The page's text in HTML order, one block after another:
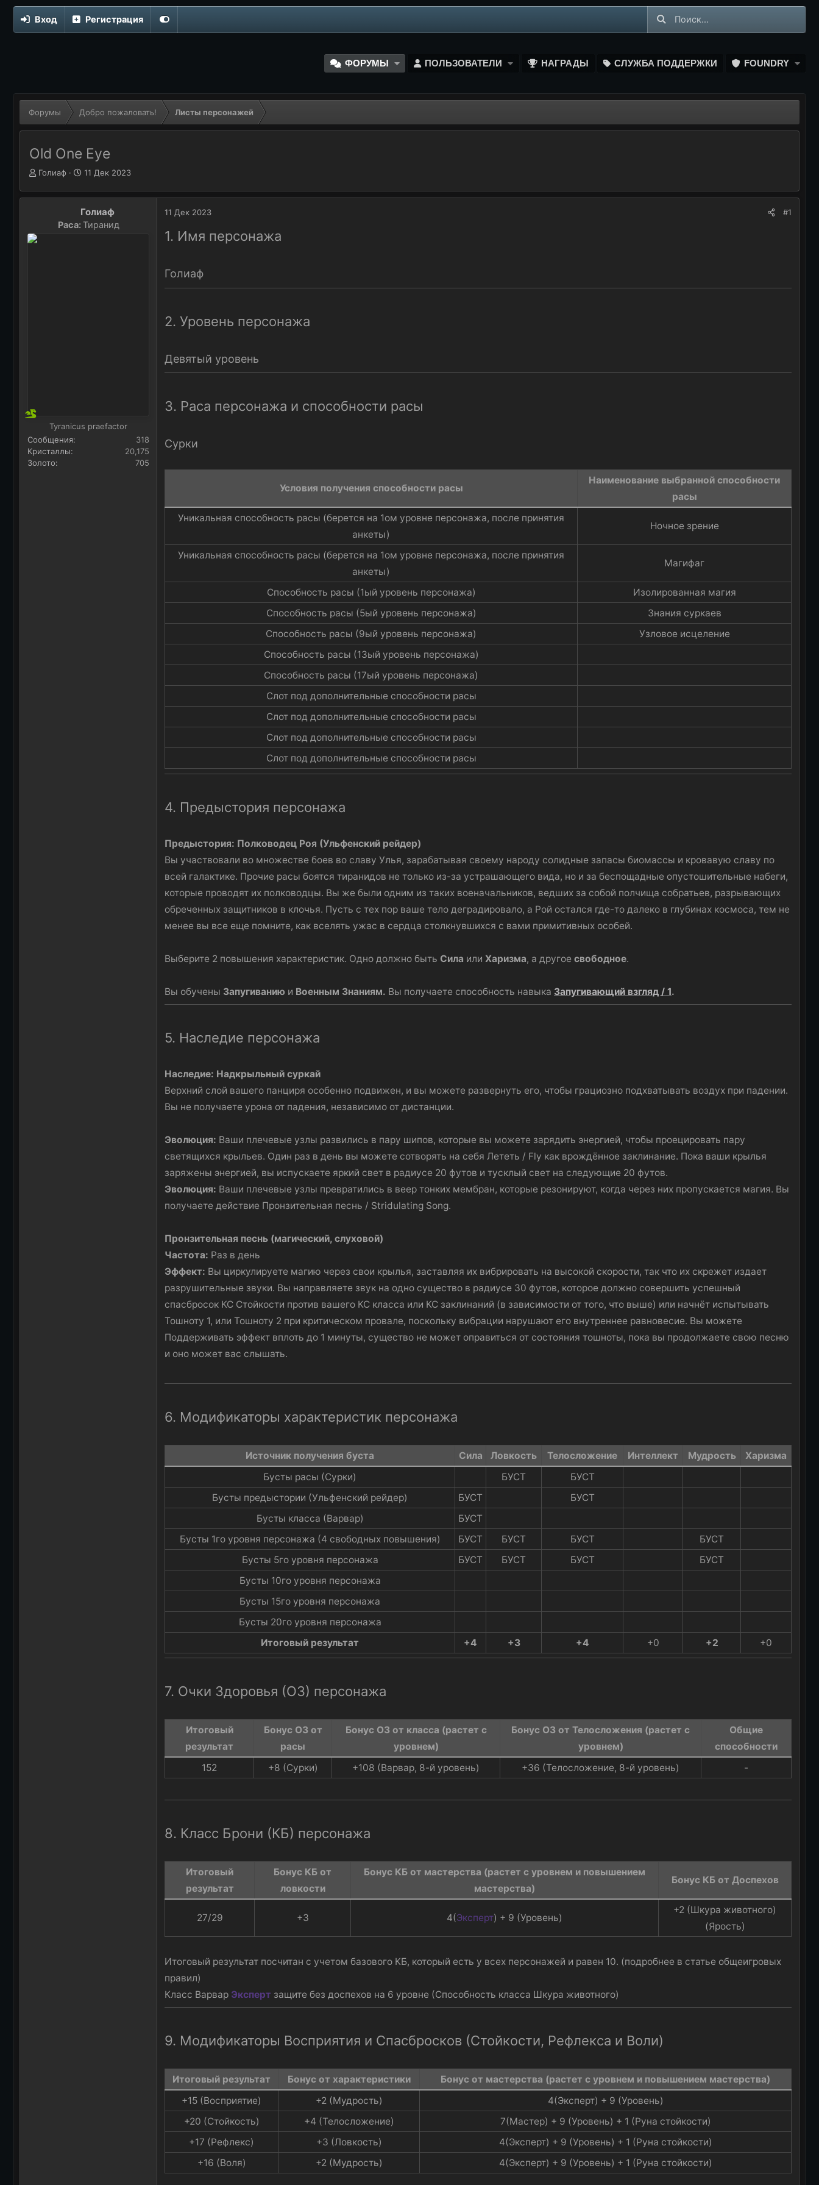
Вход Регистрация
ФОРУМЫ ПОЛЬЗОВАТЕЛИ НАГРАДЫ СЛУЖБА ПОДДЕРЖКИ FOUNDRY
Форумы Добро пожаловать! Листы персонажей
Old One Eye
Автор темы
А
Голиаф Дата начала
Д
а
н
а
11 Дек 2023
Голиаф
Раса: Тиранид
Tyranicus praefactor
Сообщения
318
Кристаллы
20,175
Золото
705
11 Дек 2023 #1
1. Имя персонажа
Голиаф
2. Уровень персонажа
Девятый уровень
3. Раса персонажа и способности расы
Сурки
Условия получения способности расы​
Наименование выбранной способности
расы​
Уникальная способность расы (берется на 1ом уровне персонажа, после принятия
анкеты)​
Ночное зрение​
Уникальная способность расы (берется на 1ом уровне персонажа, после принятия
анкеты)​
Магифаг​
Способность расы (1ый уровень персонажа)​
Изолированная магия​
Способность расы (5ый уровень персонажа)​
Знания суркаев​
Способность расы (9ый уровень персонажа)​
Узловое исцеление​
Способность расы (13ый уровень персонажа)​
Способность расы (17ый уровень персонажа)​
Слот под дополнительные способности расы​
Слот под дополнительные способности расы​
Слот под дополнительные способности расы​
Слот под дополнительные способности расы​
4. Предыстория персонажа
Предыстория: Полководец Роя (Ульфенский рейдер)
Вы участвовали во множестве боев во славу Улья, зарабатывая своему народу солидные запасы биомассы и кровавую славу по
всей галактике. Прочие расы боятся тиранидов не только из-за устрашающего вида, но и за беспощадные опустошительные набеги,
которые проводят их полководцы. Вы же были одним из таких военачальников, ведших за собой полчища собратьев, разрывающих
обреченных защитников в клочья. Пусть с тех пор ваше тело деградировало, а Рой остался где-то далеко в глубинах космоса, тем не
менее вы все еще помните, как вселять ужас в сердца столкнувшихся с вами примитивных особей.
Выберите 2 повышения характеристик. Одно должно быть Сила или Харизма, а другое свободное.
Вы обучены Запугиванию и Военным Знаниям. Вы получаете способность навыка Запугивающий взгляд / 1.
5. Наследие персонажа
Наследие: Надкрыльный суркай
Верхний слой вашего панциря особенно подвижен, и вы можете развернуть его, чтобы грациозно подхватывать воздух при падении.
Вы не получаете урона от падения, независимо от дистанции.
Эволюция: Ваши плечевые узлы развились в пару шипов, которые вы можете зарядить энергией, чтобы проецировать пару
светящихся крыльев. Один раз в день вы можете сотворять на себя Лететь / Fly как врождённое заклинание. Пока ваши крылья
заряжены энергией, вы испускаете яркий свет в радиусе 20 футов и тусклый свет на следующие 20 футов.
Эволюция: Ваши плечевые узлы превратились в веер тонких мембран, которые резонируют, когда через них пропускается магия. Вы
получаете действие Пронзительная песнь / Stridulating Song.
Пронзительная песнь (магический, слуховой)
Частота: Раз в день
Эффект: Вы циркулируете магию через свои крылья, заставляя их вибрировать на высокой скорости, так что их скрежет издает
разрушительные звуки. Вы направляете звук на одно существо в радиусе 30 футов, которое должно совершить успешный
спасбросок КС Стойкости против вашего КС класса или КС заклинаний (в зависимости от того, что выше) или начнёт испытывать
Тошноту 1, или Тошноту 2 при критическом провале, поскольку вибрации нарушают его внутреннее равновесие. Вы можете
Поддерживать эффект вплоть до 1 минуты, существо не может оправиться от состояния тошноты, пока вы продолжаете свою песню
и оно может вас слышать.
6. Модификаторы характеристик персонажа
Источник получения буста​ Сила​ Ловкость​ Телосложение​ Интеллект​ Мудрость​
Харизма​
Бусты расы (Сурки)​
БУСТ​
БУСТ​
Бусты предыстории (Ульфенский рейдер)​
БУСТ​
БУСТ​
Бусты класса (Варвар)​
БУСТ​
Бусты 1го уровня персонажа (4 свободных повышения)​
БУСТ​ БУСТ​ БУСТ​
БУСТ​
Бусты 5го уровня персонажа​
БУСТ​ БУСТ​ БУСТ​
БУСТ​
Бусты 10го уровня персонажа​
Бусты 15го уровня персонажа​
Бусты 20го уровня персонажа​
Итоговый результат
+4 +3 +4 +0​ +2 +0​
7. Очки Здоровья (ОЗ) персонажа
Итоговый
результат​
Бонус ОЗ от
расы​
Бонус ОЗ от класса (растет с
уровнем)​
Бонус ОЗ от Телосложения (растет с
уровнем)​
Общие
способности
152​
+8 (Сурки)​ +108 (Варвар, 8-й уровень)​ +36 (Телосложение, 8-й уровень)​ -​
8. Класс Брони (КБ) персонажа
Итоговый
результат​
Бонус КБ от
ловкости​
Бонус КБ от мастерства (растет с уровнем и повышением
мастерства)​
Бонус КБ от Доспехов​
27/29​ +3​ 4(Эксперт) + 9 (Уровень)​
+2 (Шкура животного)
(Ярость)​
Итоговый результат посчитан с учетом базового КБ, который есть у всех персонажей и равен 10. (подробнее в статье общеигровых
правил)
Класс Варвар Эксперт защите без доспехов на 6 уровне (Способность класса Шкура животного)
9. Модификаторы Восприятия и Спасбросков (Стойкости, Рефлекса и Воли)
Итоговый результат​ Бонус от характеристики​
Бонус от мастерства (растет с уровнем и повышением мастерства)​
+15 (Восприятие)​
+2 (Мудрость)​
4(Эксперт) + 9 (Уровень)​
+20 (Стойкость)​
+4 (Телосложение)​
7(Мастер) + 9 (Уровень) + 1 (Руна стойкости)​
+17 (Рефлекс)​
+3 (Ловкость)​
4(Эксперт) + 9 (Уровень) + 1 (Руна стойкости)​
+16 (Воля)​
+2 (Мудрость)​ 4(Эксперт) + 9 (Уровень) + 1 (Руна стойкости)​